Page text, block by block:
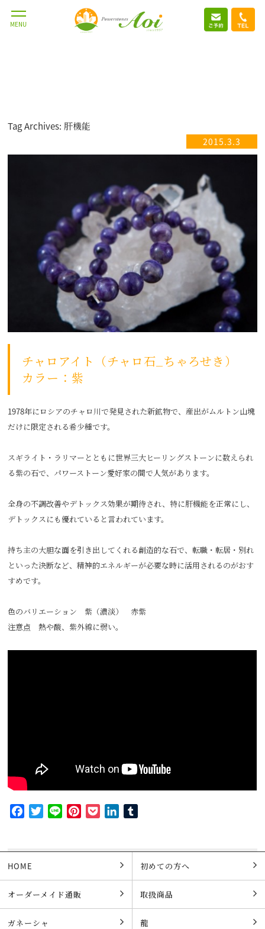
MENU
Tag Archives: 肝機能
2015.3.3
チャロアイト（チャロ石_ちゃろせき）
カラー：紫
1978年にロシアのチャロ川で発見された新鉱物で、産出がムルトン山塊
だけに限定される希少種です。
スギライト・ラリマーとともに世界三大ヒーリングストーンに数えられ
る紫の石で、パワーストーン愛好家の間で人気があります。
全身の不調改善やデトックス効果が期待され、特に肝機能を正常にし、
デトックスにも優れていると言われています。
持ち主の大胆な面を引き出してくれる創造的な石で、転職・転居・別れ
といった決断など、精神的エネルギーが必要な時に活用されるのがおす
すめです。
色のバリエーション 紫（濃淡） 赤紫
注意点 熱や酸、紫外線に弱い。
FacebookTwitterLine PinterestPocketLinkedIn
HOME 初めての方へ
オーダーメイド通販 取扱商品
ガネーシャ 龍